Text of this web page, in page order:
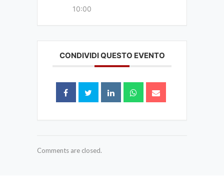
10:00
CONDIVIDI QUESTO EVENTO
Comments are closed.